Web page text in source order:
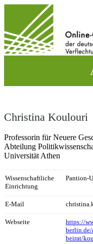
wechseln
Christina Koulouri
Professorin für Neuere
Abteilung
Universität Athen
Wissenschaftliche
Einrichtung
Pantion-
E-Mail
Webseite
https://
beirat/